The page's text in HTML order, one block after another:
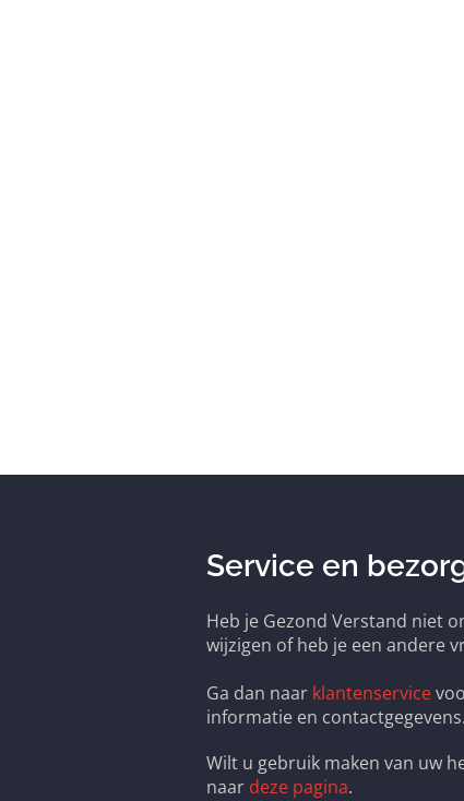
Service en
Heb je Gezond Verstand niet
wijzigen of heb je een andere
Ga dan naar klantenservice
informatie en contactgegevens.
Wilt u gebruik maken van uw
naar deze pagina.